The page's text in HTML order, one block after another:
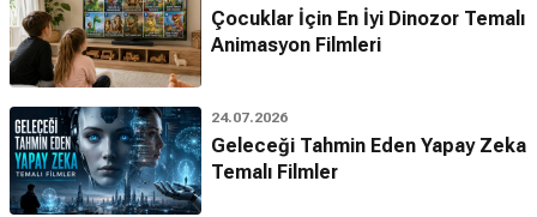
Çocuklar İçin En İyi Dinozor Temalı
Animasyon Filmleri
24.07.2026
Geleceği Tahmin Eden Yapay Zeka
Temalı Filmler